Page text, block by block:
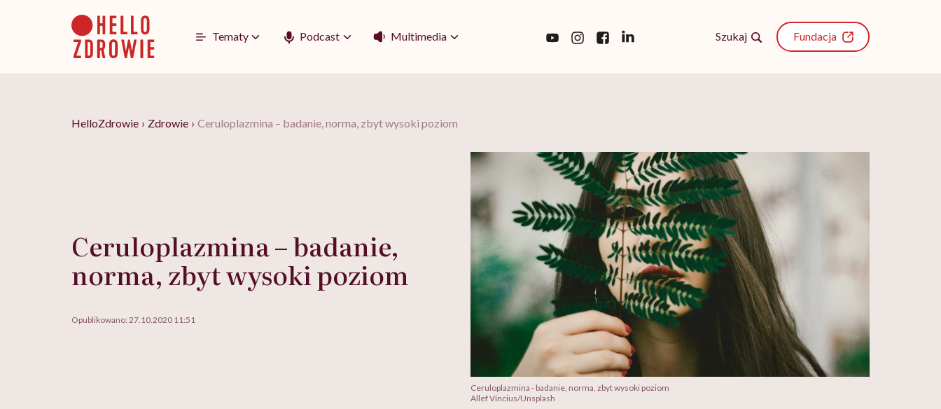
Tematy Podcast Multimedia Szukaj Fundacja
HelloZdrowie › Zdrowie › Ceruloplazmina – badanie, norma, zbyt wysoki poziom
Ceruloplazmina – badanie,
norma, zbyt wysoki poziom
Opublikowano: 27.10.2020 11:51
Ceruloplazmina - badanie, norma, zbyt wysoki poziom
Allef Vincius/Unsplash